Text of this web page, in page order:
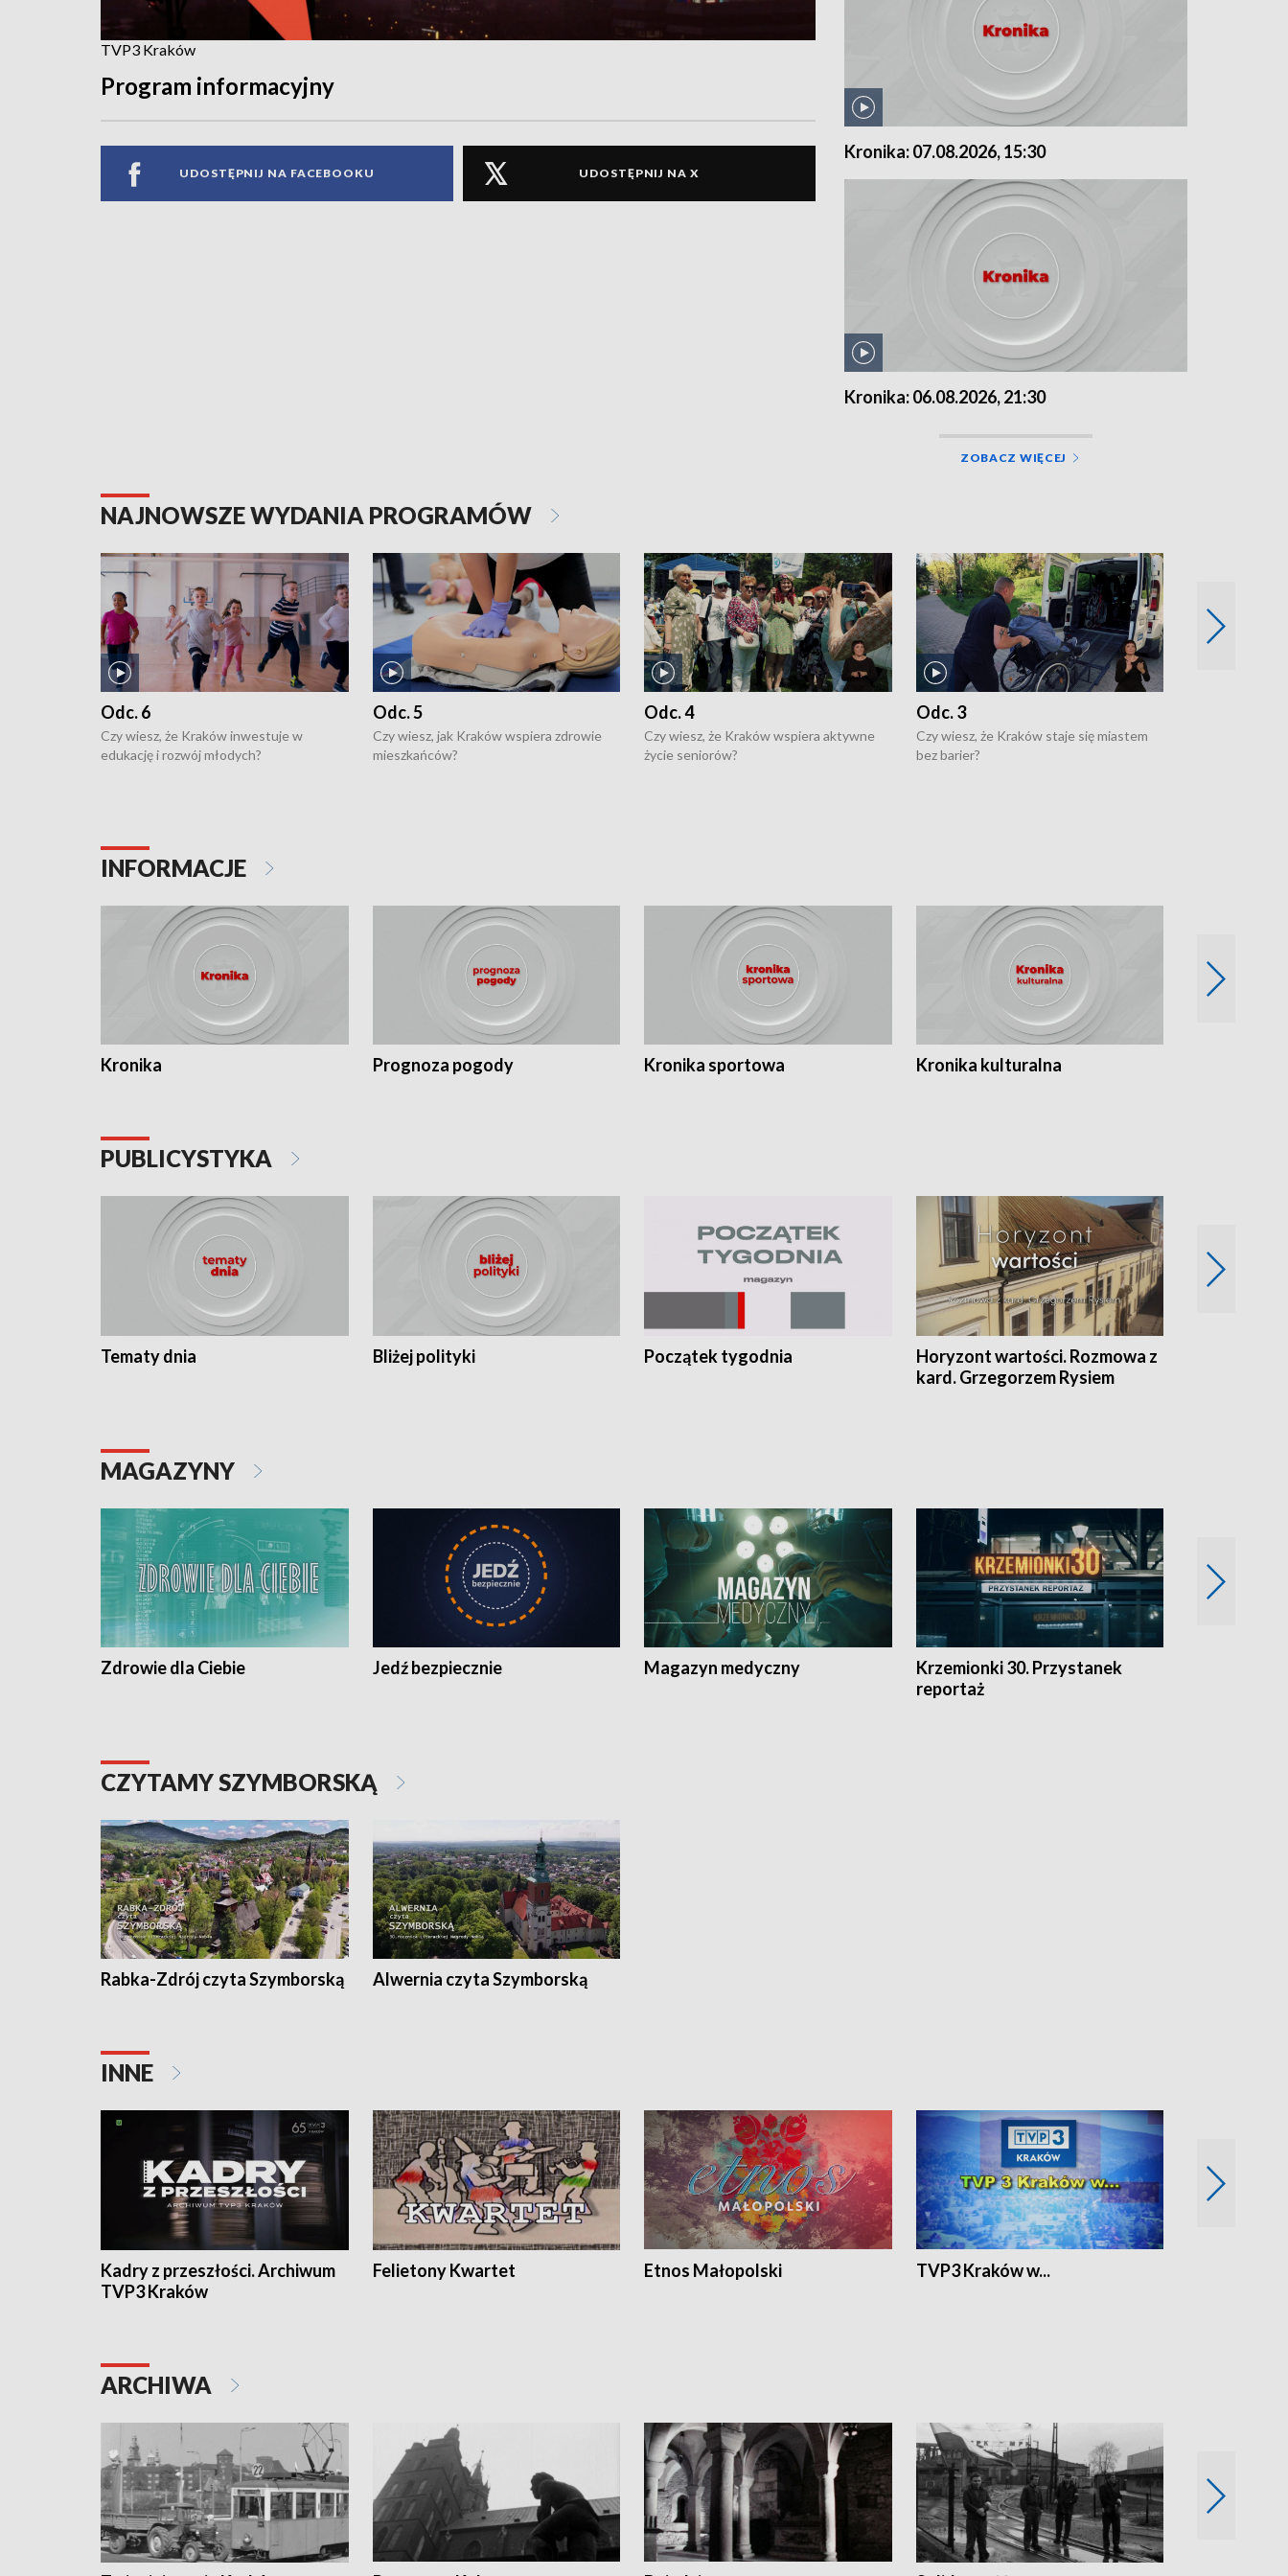
TVP3 Kraków
Program informacyjny
UDOSTĘPNIJ NA FACEBOOKU UDOSTĘPNIJ NA X
Kronika: 07.08.2026, 15:30
Kronika: 06.08.2026, 21:30
ZOBACZ WIĘCEJ
NAJNOWSZE WYDANIA PROGRAMÓW
Odc. 6
Czy wiesz, że Kraków inwestuje w
edukację i rozwój młodych?
Odc. 5
Czy wiesz, jak Kraków wspiera zdrowie
mieszkańców?
Odc. 4
Czy wiesz, że Kraków wspiera aktywne
życie seniorów?
Odc. 3
Czy wiesz, że Kraków staje się miastem
bez barier?
INFORMACJE
Kronika Prognoza pogody Kronika sportowa Kronika kulturalna
PUBLICYSTYKA
Tematy dnia Bliżej polityki Początek tygodnia
Horyzont wartości. Rozmowa z
kard. Grzegorzem Rysiem
MAGAZYNY
Zdrowie dla Ciebie Jedź bezpiecznie Magazyn medyczny
Krzemionki 30. Przystanek
reportaż
CZYTAMY SZYMBORSKĄ
Rabka-Zdrój czyta Szymborską Alwernia czyta Szymborską
INNE
Kadry z przeszłości. Archiwum
TVP3 Kraków
Felietony Kwartet Etnos Małopolski TVP3 Kraków w...
ARCHIWA